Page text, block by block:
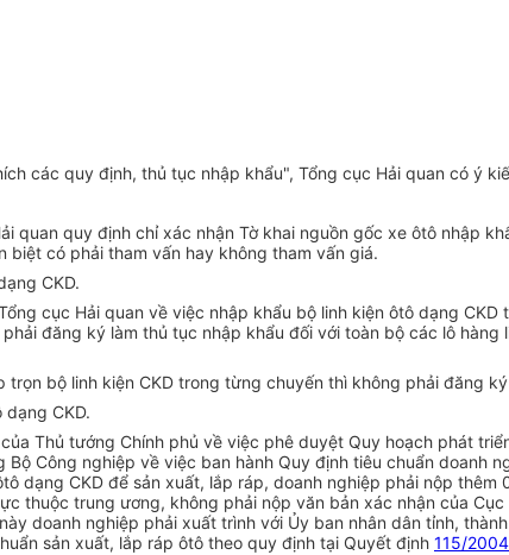
các quy định, thủ tục nhập khẩu", Tổng cục Hải quan có ý
quan quy định chỉ xác nhận Tờ khai nguồn gốc xe ôtô nhập
biệt có phải tham vấn hay không tham vấn giá.
CKD.
cục Hải quan về việc nhập khẩu bộ linh kiện ôtô dạng
đăng ký làm thủ tục nhập khẩu đối với toàn bộ các lô
bộ linh kiện CKD trong từng chuyến thì không phải đăng
CKD.
Thủ tướng Chính phủ về việc phê duyệt Quy hoạch phát
Bộ Công nghiệp về việc ban hành Quy định tiêu chuẩn doanh
dạng CKD để sản xuất, lắp ráp, doanh nghiệp phải nộp
thuộc trung ương, không phải nộp văn bản xác nhận của
doanh nghiệp phải xuất trình với Ủy ban nhân dân tỉnh,
sản xuất, lắp ráp ôtô theo quy định tại Quyết định 115/